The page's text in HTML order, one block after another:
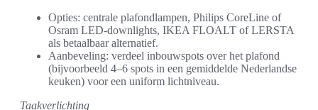
Opties: centrale plafondlampen, Philips CoreLine of
Osram LED-downlights, IKEA FLOALT of LERSTA
als betaalbaar alternatief.
Aanbeveling: verdeel inbouwspots over het plafond
(bijvoorbeeld 4–6 spots in een gemiddelde Nederlandse
keuken) voor een uniform lichtniveau.
Taakverlichting